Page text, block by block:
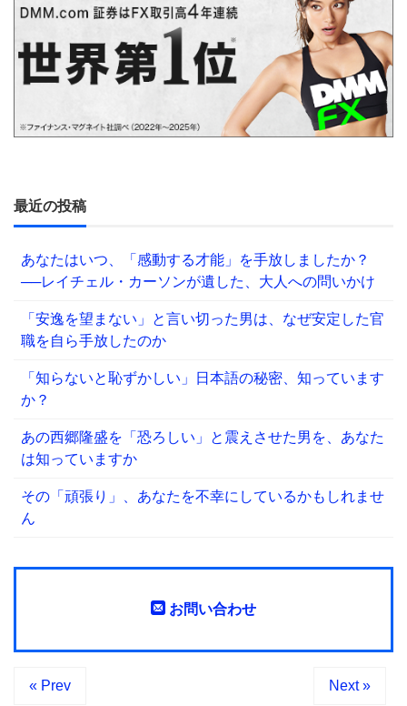
最近の投稿
あなたはいつ、「感動する才能」を手放しましたか？
──レイチェル・カーソンが遺した、大人への問いかけ
「安逸を望まない」と言い切った男は、なぜ安定した官
職を自ら手放したのか
「知らないと恥ずかしい」日本語の秘密、知っています
か？
あの西郷隆盛を「恐ろしい」と震えさせた男を、あなた
は知っていますか
その「頑張り」、あなたを不幸にしているかもしれませ
ん
お問い合わせ
« Prev Next »